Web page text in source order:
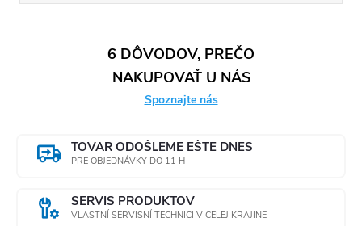
6 DÔVODOV, PREČO
NAKUPOVAŤ U NÁS
Spoznajte nás
TOVAR ODOŠLEME EŠTE DNES
PRE OBJEDNÁVKY DO 11 H
SERVIS PRODUKTOV
VLASTNÍ SERVISNÍ TECHNICI V CELEJ KRAJINE